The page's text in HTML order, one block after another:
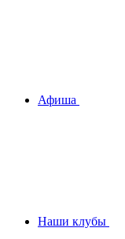
Афиша
Наши клубы